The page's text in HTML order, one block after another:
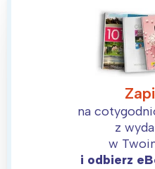
na
z
w
i odbierz